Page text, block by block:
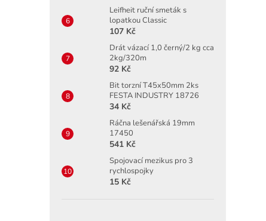
Leifheit ruční smeták s
lopatkou Classic
107 Kč
Drát vázací 1,0 černý/2 kg cca
2kg/320m
92 Kč
Bit torzní T45x50mm 2ks
FESTA INDUSTRY 18726
34 Kč
Ráčna lešenářská 19mm
17450
541 Kč
Spojovací mezikus pro 3
rychlospojky
15 Kč